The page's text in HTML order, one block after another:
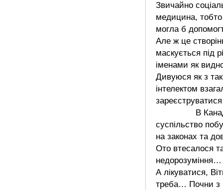
Звичайно
медицина,
могла б
Але ж це
маскується під
іменами як
Дивуюся як з
інтелектом
В
суспільство
на законах та
Ото втесалося
недорозуміння…
А лікуватися,
треба… Почни з